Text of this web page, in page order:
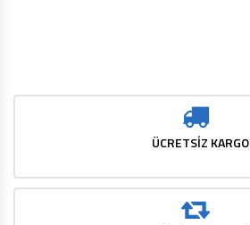
ÜCRETSİZ KARGO